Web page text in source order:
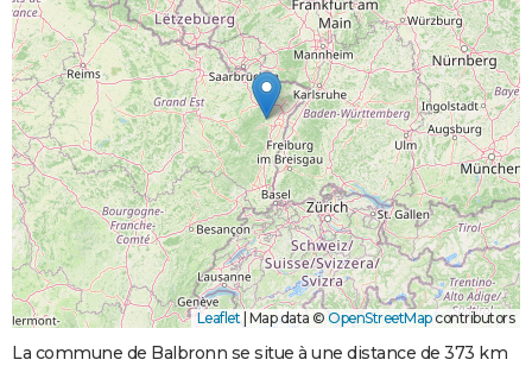
Leaflet Map data © OpenStreetMapcontributors
La commune de Balbronn se situe à une distance de 373 km